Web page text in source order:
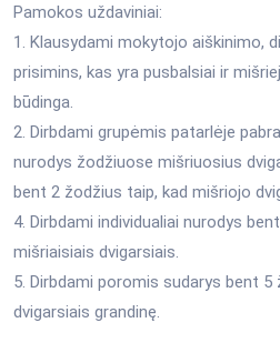
Pamokos uždaviniai:
1. Klausydami mokytojo aiškinimo,
prisimins, kas yra pusbalsiai ir
būdinga.
2. Dirbdami grupėmis patarlėje
nurodys žodžiuose mišriuosius
bent 2 žodžius taip, kad mišriojo
4. Dirbdami individualiai nurodys
mišriaisiais dvigarsiais.
5. Dirbdami poromis sudarys bent
dvigarsiais grandinę.